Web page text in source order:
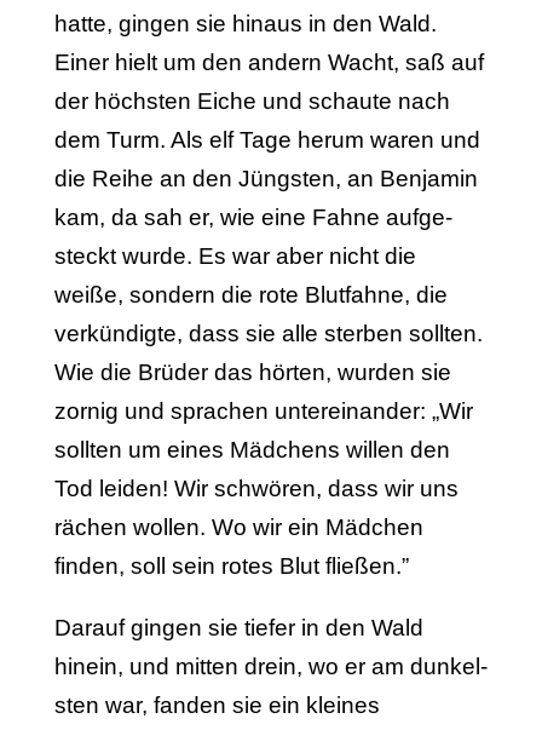
hatte, gingen sie hinaus in den Wald.
Einer hielt um den andern Wacht, saß auf
der höchsten Eiche und schaute nach
dem Turm. Als elf Tage herum waren und
die Reihe an den Jüngsten, an Benjamin
kam, da sah er, wie eine Fahne aufge­
steckt wurde. Es war aber nicht die
weiße, sondern die rote Blutfah­ne, die
verkündigte, dass sie alle sterben sollten.
Wie die Brüder das hörten, wur­den sie
zornig und sprachen untereinander: „Wir
sollten um eines Mädchens willen den
Tod leiden! Wir schwören, dass wir uns
rächen wollen. Wo wir ein Mädchen
finden, soll sein rotes Blut flie­ßen.”
Darauf gingen sie tiefer in den Wald
hinein, und mitten drein, wo er am dunkel­
sten war, fanden sie ein kleines